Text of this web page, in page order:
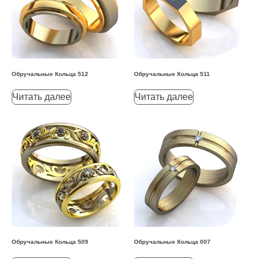
Обручальные Кольца 512
Читать далее
Обручальные Кольца 511
Читать далее
Обручальные Кольца 509 Обручальные Кольца 007